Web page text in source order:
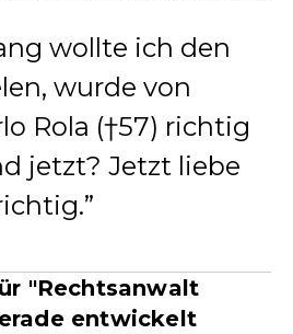
wollte ich den
wurde von
Rola (†57) richtig
jetzt? Jetzt liebe
"Rechtsanwalt
entwickelt